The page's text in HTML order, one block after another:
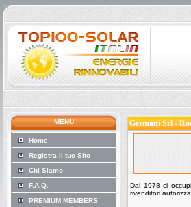
MENU
Home
Registra il tuo Sito
Chi Siamo
F.A.Q.
PREMIUM MEMBERS
Germani Srl -
Dal 1978 ci
rivenditori